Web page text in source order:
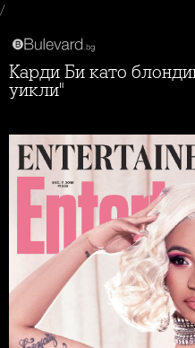
/
Карди Би като блондинка в "Ентъртейнмънт
уикли"